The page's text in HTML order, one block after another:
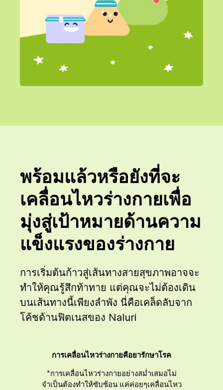
พร้อมแล้วหรือยังที่จะ
เคลื่อนไหวร่างกายเพื่อ
มุ่งสู่เป้าหมายด้านความ
แข็งแรงของร่างกาย
การเริ่มต้นก้าวสู่เส้นทางสายสุขภาพอาจจะ
ทำให้คุณรู้สึกท้าทาย แต่คุณจะไม่ต้องเดิน
บนเส้นทางนี้เพียงลำพัง นี่คือเคล็ดลับจาก
โค้ชด้านฟิตเนสของ Naluri
การเคลื่อนไหวร่างกายคือยารักษาโรค
"การเคลื่อนไหวร่างกายอย่างสม่ำเสมอไม่
จำเป็นต้องทำให้ซับซ้อน แค่ค่อยๆเคลื่อนไหว